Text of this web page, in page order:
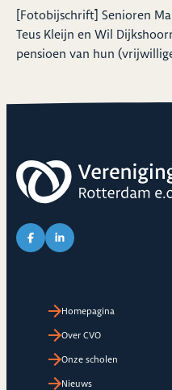
[Fotobijschrift] Senioren
Teus Kleijn en Wil
pensioen van hun
Link naar Facebook
Link naar LinkedIn
Homepagina
Over CVO
Onze scholen
Nieuws